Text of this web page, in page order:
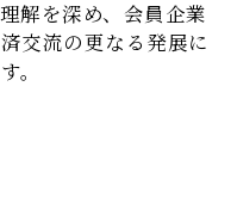
解を深め、会員企業
交流の更なる発展に
。